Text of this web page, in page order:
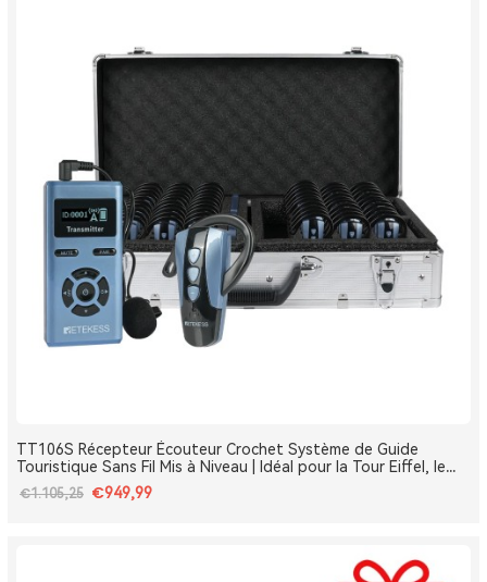
TT106S Récepteur Écouteur Crochet Système de Guide
Touristique Sans Fil Mis à Niveau | Idéal pour la Tour Eiffel, le
Louvre et les Monuments de France
€1.105,25 €949,99